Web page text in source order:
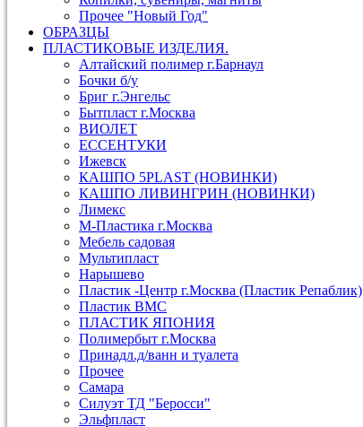
Прочее "Новый Год"
ОБРАЗЦЫ
ПЛАСТИКОВЫЕ ИЗДЕЛИЯ.
Алтайский полимер г.Барнаул
Бочки б/у
Бриг г.Энгельс
Бытпласт г.Москва
ВИОЛЕТ
ЕССЕНТУКИ
Ижевск
КАШПО 5PLAST (НОВИНКИ)
КАШПО ЛИВИНГРИН (НОВИНКИ)
Лимекс
М-Пластика г.Москва
Мебель садовая
Мультипласт
Нарышево
Пластик -Центр г.Москва (Пластик Репаблик)
Пластик ВМС
ПЛАСТИК ЯПОНИЯ
Полимербыт г.Москва
Принадл.д/ванн и туалета
Прочее
Самара
Силуэт ТД "Беросси"
Эльфпласт